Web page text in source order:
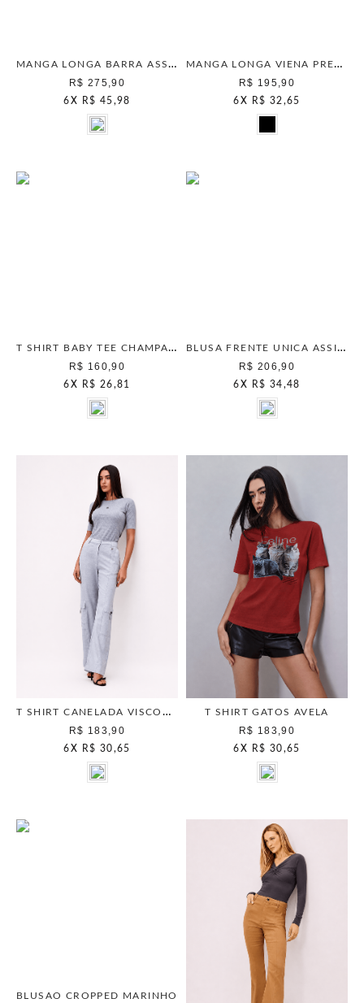
MANGA LONGA BARRA ASSIMETRICA BEGE PAPER
R$ 275,90
6 X R$ 45,98
MANGA LONGA VIENA PRETO
R$ 195,90
6 X R$ 32,65
T SHIRT BABY TEE CHAMPAGNE
R$ 160,90
6 X R$ 26,81
BLUSA FRENTE UNICA ASSIMETRICA MARROM WOOD
R$ 206,90
6 X R$ 34,48
T SHIRT CANELADA VISCOSE MESCLA
R$ 183,90
6 X R$ 30,65
T SHIRT GATOS AVELA
R$ 183,90
6 X R$ 30,65
BLUSAO CROPPED MARINHO